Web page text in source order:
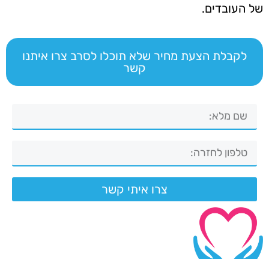
של העובדים.
לקבלת הצעת מחיר שלא תוכלו לסרב צרו איתנו
קשר
צרו איתי קשר